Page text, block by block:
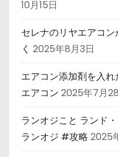
10月15日
セレナのリヤエアコ
く 2025年8月3日
エアコン添加剤を入
エアコン 2025年7月
ランオジこと ランド
ランオジ #攻略 2025